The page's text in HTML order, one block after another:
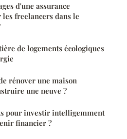
d'une assurance
freelancers dans le
de logements écologiques
rénover une maison
une neuve ?
pour investir intelligemment
financier ?